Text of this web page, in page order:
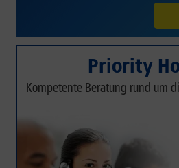
Priority
Kompetente Beratung rund um